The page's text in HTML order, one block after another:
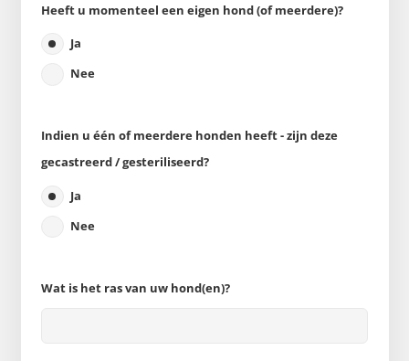
Heeft u momenteel een eigen hond (of meerdere)?
Ja
Nee
Indien u één of meerdere honden heeft - zijn deze
gecastreerd / gesteriliseerd?
Ja
Nee
Wat is het ras van uw hond(en)?